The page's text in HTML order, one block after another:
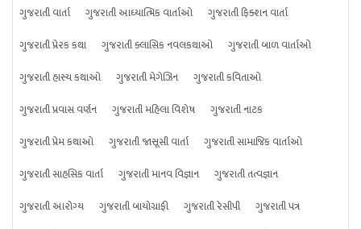
ગુજરાતી વાર્તા ગુજરાતી આધ્યાત્મિક વાર્તાઓ
ગુજરાતી ફિક્શન વાર્તા
ગુજરાતી પ્રેરક કથા
ગુજરાતી ક્લાસિક નવલકથાઓ
ગુજરાતી બાળ વાર્તાઓ
ગુજરાતી હાસ્ય કથાઓ
ગુજરાતી મેગેઝિન
ગુજરાતી કવિતાઓ
ગુજરાતી પ્રવાસ વર્ણન
ગુજરાતી મહિલા વિશેષ
ગુજરાતી નાટક
ગુજરાતી પ્રેમ કથાઓ
ગુજરાતી જાસૂસી વાર્તા
ગુજરાતી સામાજિક વાર્તાઓ
ગુજરાતી સાહસિક વાર્તા
ગુજરાતી માનવ વિજ્ઞાન
ગુજરાતી તત્વજ્ઞાન
ગુજરાતી આરોગ્ય
ગુજરાતી બાયોગ્રાફી ગુજરાતી રેસીપી
ગુજરાતી પત્ર